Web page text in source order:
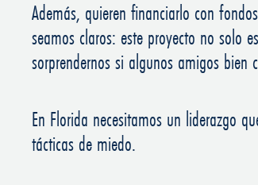
Además, quieren financiarlo con
seamos claros: este proyecto no solo
sorprendernos si algunos amigos bien
En Florida necesitamos un liderazgo
tácticas de miedo.